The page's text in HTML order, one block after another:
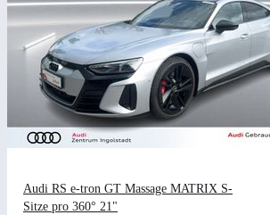
Audi RS e-tron GT Massage MATRIX S-
Sitze pro 360° 21"